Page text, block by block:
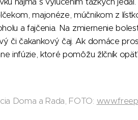
majonéze, múčnikom z
a fajčenia. Na zmiernenie
či čakankový čaj. Ak domáce
infúzie, ktoré pomôžu žlčník
Doma a Rada, FOTO: